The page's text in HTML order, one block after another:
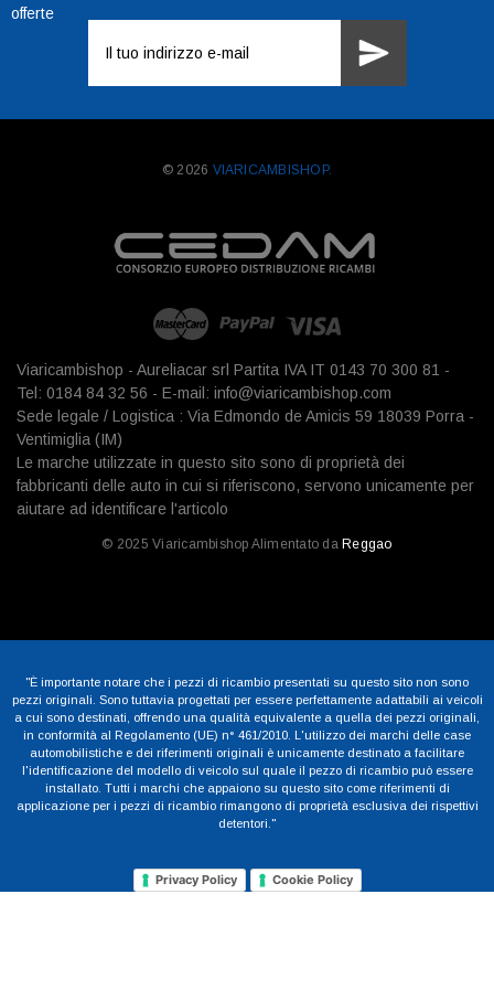
offerte
mail
© 2026 VIARICAMBISHOP.
Viaricambishop - Aureliacar srl Partita IVA IT 0143 70 300 81 -
Tel: 0184 84 32 56 - E-mail: info@viaricambishop.com
Sede legale / Logistica : Via Edmondo de Amicis 59 18039 Porra -
Ventimiglia (IM)
Le marche utilizzate in questo sito sono di proprietà dei
fabbricanti delle auto in cui si riferiscono, servono unicamente per
aiutare ad identificare l'articolo
© 2025 Viaricambishop Alimentato da Reggao
"È importante notare che i pezzi di ricambio presentati su questo sito non sono
pezzi originali. Sono tuttavia progettati per essere perfettamente adattabili ai veicoli
a cui sono destinati, offrendo una qualità equivalente a quella dei pezzi originali,
in conformità al Regolamento (UE) n° 461/2010. L'utilizzo dei marchi delle case
automobilistiche e dei riferimenti originali è unicamente destinato a facilitare
l'identificazione del modello di veicolo sul quale il pezzo di ricambio può essere
installato. Tutti i marchi che appaiono su questo sito come riferimenti di
applicazione per i pezzi di ricambio rimangono di proprietà esclusiva dei rispettivi
detentori."
Privacy Policy Cookie Policy